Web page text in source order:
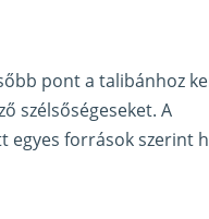
pont a talibánhoz
szélsőségeseket. A
egyes források szerint